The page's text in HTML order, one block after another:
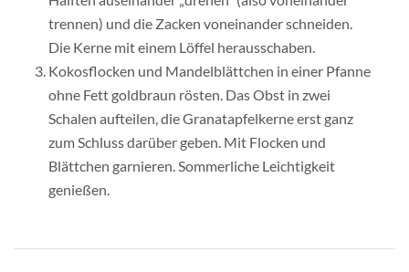
trennen) und die Zacken voneinander schneiden.
Die Kerne mit einem Löffel herausschaben.
Kokosflocken und Mandelblättchen in einer Pfanne
ohne Fett goldbraun rösten. Das Obst in zwei
Schalen aufteilen, die Granatapfelkerne erst ganz
zum Schluss darüber geben. Mit Flocken und
Blättchen garnieren. Sommerliche Leichtigkeit
genießen.